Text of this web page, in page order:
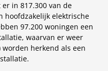
in 817.300 van de
hoofdzakelijk elektrische
97.200 woningen een
waarvan er weer
herkend als een